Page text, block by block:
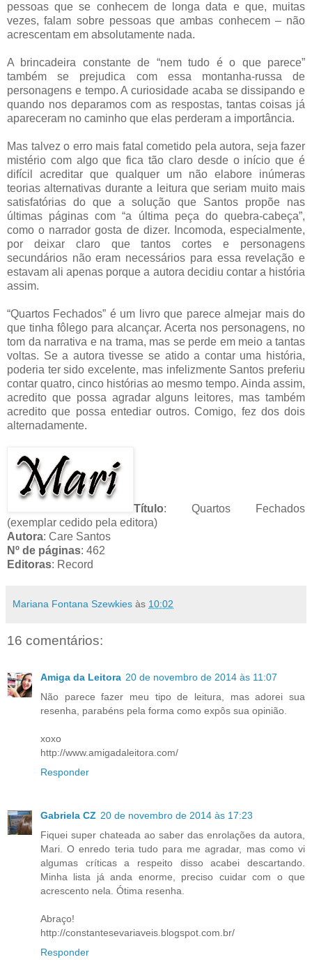
pessoas que se conhecem de longa data e que, muitas
vezes, falam sobre pessoas que ambas conhecem – não
acrescentam em absolutamente nada.
A brincadeira constante de “nem tudo é o que parece”
também se prejudica com essa montanha-russa de
personagens e tempo. A curiosidade acaba se dissipando e
quando nos deparamos com as respostas, tantas coisas já
apareceram no caminho que elas perderam a importância.
Mas talvez o erro mais fatal cometido pela autora, seja fazer
mistério com algo que fica tão claro desde o início que é
difícil acreditar que qualquer um não elabore inúmeras
teorias alternativas durante a leitura que seriam muito mais
satisfatórias do que a solução que Santos propõe nas
últimas páginas com “a última peça do quebra-cabeça”,
como o narrador gosta de dizer. Incomoda, especialmente,
por deixar claro que tantos cortes e personagens
secundários não eram necessários para essa revelação e
estavam ali apenas porque a autora decidiu contar a história
assim.
“Quartos Fechados” é um livro que parece almejar mais do
que tinha fôlego para alcançar. Acerta nos personagens, no
tom da narrativa e na trama, mas se perde em meio a tantas
voltas. Se a autora tivesse se atido a contar uma história,
poderia ter sido excelente, mas infelizmente Santos preferiu
contar quatro, cinco histórias ao mesmo tempo. Ainda assim,
acredito que possa agradar alguns leitores, mas também
acredito que possa entediar outros. Comigo, fez dos dois
alternadamente.
Título: Quartos Fechados
(exemplar cedido pela editora)
Autora: Care Santos
Nº de páginas: 462
Editoras: Record
Mariana Fontana Szewkies às 10:02
16 comentários:
Amiga da Leitora 20 de novembro de 2014 às 11:07
Não parece fazer meu tipo de leitura, mas adorei sua
resenha, parabéns pela forma como expôs sua opinião.
xoxo
http://www.amigadaleitora.com/
Responder
Gabriela CZ 20 de novembro de 2014 às 17:23
Fiquei super chateada ao saber das enrolações da autora,
Mari. O enredo teria tudo para me agradar, mas como vi
algumas críticas a respeito disso acabei descartando.
Minha lista já anda enorme, preciso cuidar com o que
acrescento nela. Ótima resenha.
Abraço!
http://constantesevariaveis.blogspot.com.br/
Responder